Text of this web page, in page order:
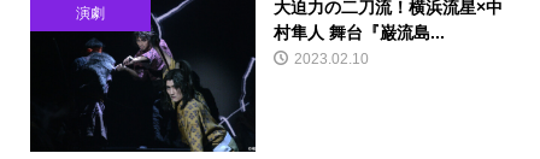
演劇
大迫力の二刀流！横浜流星×中
村隼人 舞台『巌流島...
2023.02.10